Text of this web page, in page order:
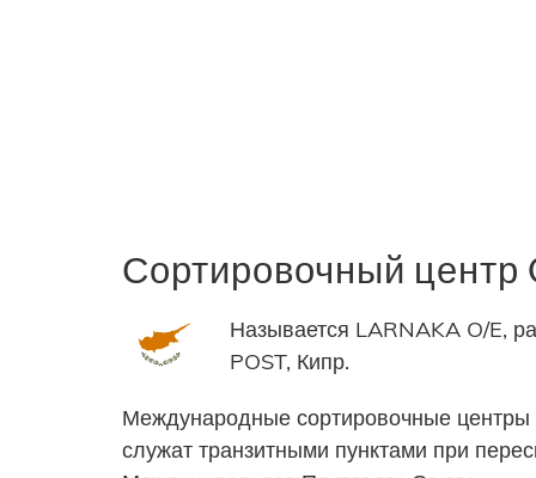
Сортировочный центр
Называется LARNAKA O/E,
POST, Кипр.
Международные сортировочные
служат транзитными пунктами при